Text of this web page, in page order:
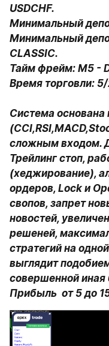
USDCHF.
Минимальный
Минимальный
CLASSIC.
Тайм фрейм: М5 -
Время торговли:
Система основана
сложным входом.
Трейлинг стоп,
(хеджирование),
ордеров, Lock и
свопов, запрет
новостей,
решеней,
стратегий на
выглядит
совершенной иная
Прибыль  от 5 до